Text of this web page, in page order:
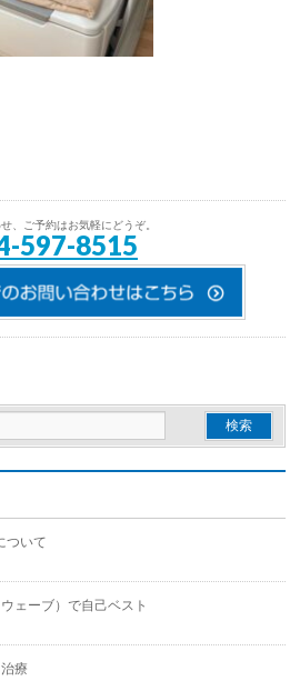
、ご予約はお気軽にどうぞ。
597-8515
ついて
ェーブ）で自己ベスト
療